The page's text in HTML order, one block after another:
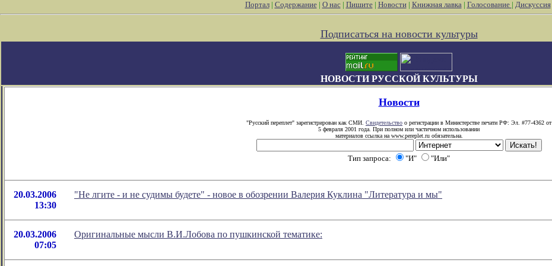
Портал| Содержание| О нас| Пишите| Новости| Книжная лавка| Голосование | Дискуссия
Подписаться на новости культуры
НОВОСТИ РУССКОЙ КУЛЬТУРЫ
Новости
"Русский переплет" зарегистрирован как СМИ. Свидетельство о регистрации в Министерстве печати РФ: Эл. #77-4362 от
5 февраля 2001 года. При полном или частичном использовании
материалов ссылка на www.pereplet.ru обязательна.
Тип запроса: "И" "Или"
20.03.2006
13:30
"Не лгите - и не судимы будете" - новое в обозрении Валерия Куклина "Литература и мы"
20.03.2006
07:05
Оригинальные мысли В.И.Лобова по пушкинской тематике: